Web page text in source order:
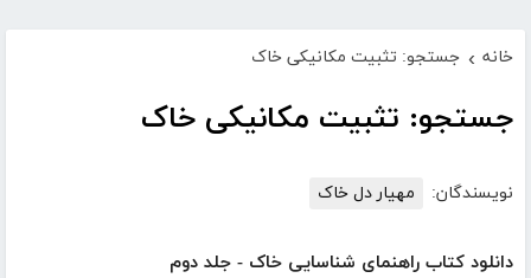
خانه › جستجو: تثبیت مکانیکی خاک
جستجو: تثبیت مکانیکی خاک
نویسندگان: مهیار دل خاک
دانلود کتاب راهنمای شناسایی خاک - جلد دوم